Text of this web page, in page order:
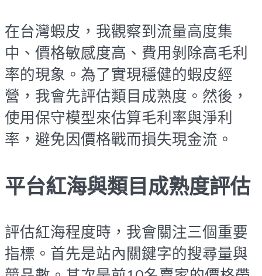
在台灣蝦皮，我觀察到流量高度集
中、價格敏感度高、費用剝除高毛利
率的現象。為了實現穩健的蝦皮經
營，我會先評估類目成熟度。然後，
使用保守模型來估算毛利率與淨利
率，避免因價格戰而損失現金流。
平台紅海與類目成熟度評估
評估紅海程度時，我會關注三個重要
指標。首先是站內關鍵字的搜尋量與